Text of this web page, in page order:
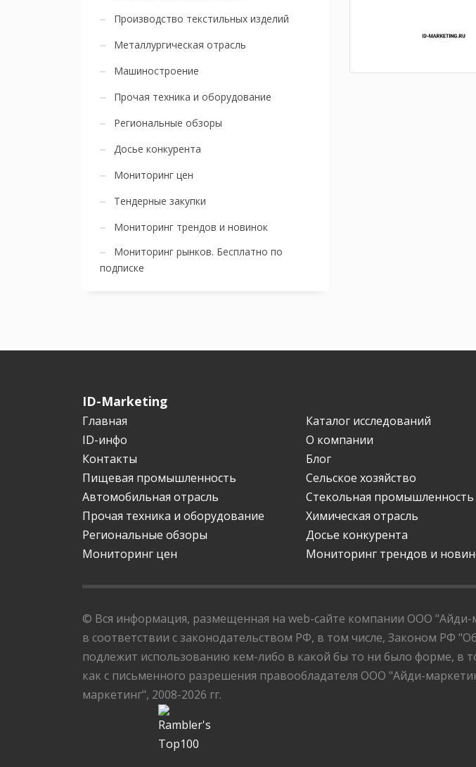
Производство текстильных изделий
Металлургическая отрасль
Машиностроение
Прочая техника и оборудование
Региональные обзоры
Досье конкурента
Мониторинг цен
Тендерные закупки
Мониторинг трендов и новинок
Мониторинг рынков. Бесплатно по
подписке
ID-Marketing
Главная
Каталог исследований
ID-инфо
О компании
Контакты
Блог
Пищевая промышленность
Сельское хозяйство
Автомобильная отрасль
Стекольная промышленность
Прочая техника и оборудование
Химическая отрасль
Региональные обзоры
Досье конкурента
Мониторинг цен
Мониторинг трендов и
© Вся информация, размещенная на web-сайте компании ООО "Айди-
в соответствии с законодательством РФ, в том числе, Законом РФ
подлежит использованию кем-либо в какой бы то ни было форме, в
как с письменного разрешения правообладателя ООО "Айди-
маркетинг", 2008-2026 гг.